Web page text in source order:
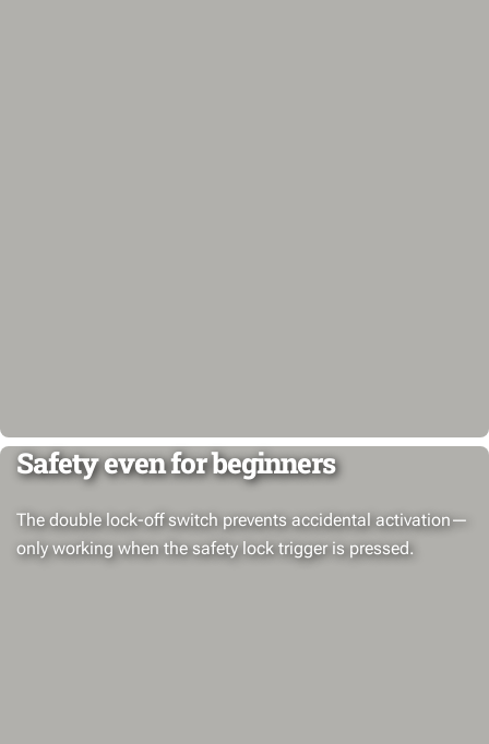
Safety even for beginners
The double lock-off switch prevents accidental activation—
only working when the safety lock trigger is pressed.